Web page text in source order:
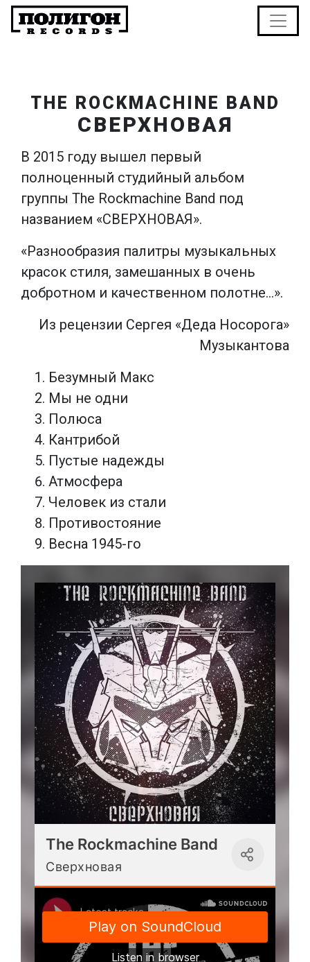
THE ROCKMACHINE BAND
СВЕРХНОВАЯ
В 2015 году вышел первый
полноценный студийный альбом
группы The Rockmachine Band под
названием «СВЕРХНОВАЯ».
«Разнообразия палитры музыкальных
красок стиля, замешанных в очень
добротном и качественном полотне…».
Из рецензии Сергея «Деда Носорога»
Музыкантова
Безумный Макс
Мы не одни
Полюса
Кантрибой
Пустые надежды
Атмосфера
Человек из стали
Противостояние
Весна 1945-го